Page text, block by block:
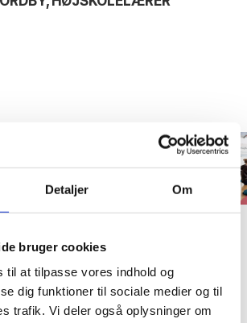
Detaljer Om
bruger cookies
til at tilpasse vores indhold og
dig funktioner til sociale medier og til
trafik. Vi deler også oplysninger om